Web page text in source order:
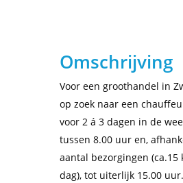
Omschrijving
Voor een groothandel in
op zoek naar een
voor 2 á 3 dagen in de
tussen 8.00 uur en,
aantal bezorgingen (ca.15
dag), tot uiterlijk 15.00